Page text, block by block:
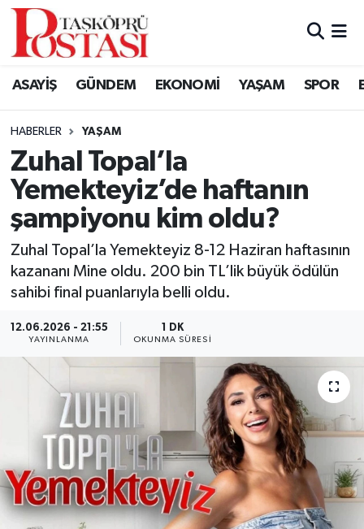
ASAYİŞ GÜNDEM EKONOMİ YAŞAM SPOR
HABERLER YAŞAM
Zuhal Topal’la
Yemekteyiz’de haftanın
şampiyonu kim oldu?
Zuhal Topal’la Yemekteyiz 8-12 Haziran haftasının
kazananı Mine oldu. 200 bin TL’lik büyük ödülün
sahibi final puanlarıyla belli oldu.
12.06.2026 - 21:55
YAYINLANMA
1 DK
OKUNMA SÜRESI
Kastamonu Vefat Edenler
Araç Haberleri
Azdavay Haberleri
Bozkurt Haberleri
Daday Haberleri
Devrekani Haberleri
Doğanyurt Haberleri
Hanönü Haberleri